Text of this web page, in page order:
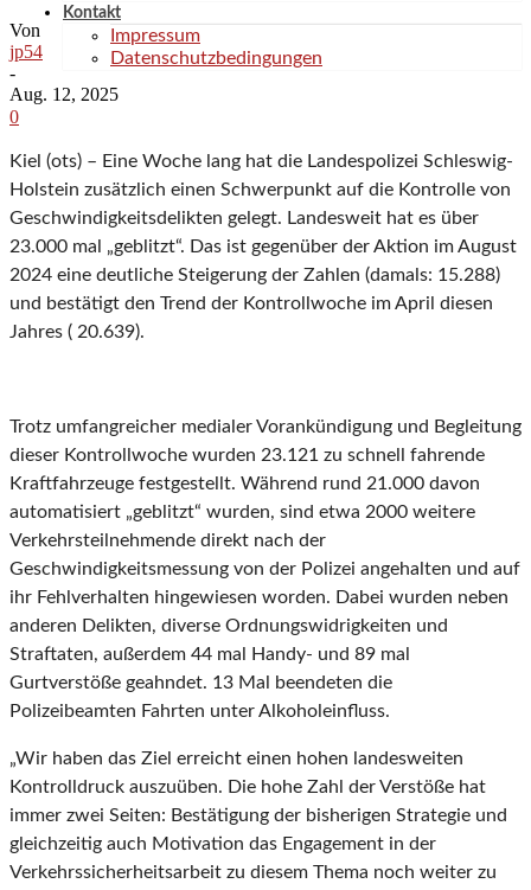
Kontakt
Impressum
Datenschutzbedingungen
Von
jp54
-
Aug. 12, 2025
0
Kiel (ots) – Eine Woche lang hat die Landespolizei Schleswig-
Holstein zusätzlich einen Schwerpunkt auf die Kontrolle von
Geschwindigkeitsdelikten gelegt. Landesweit hat es über
23.000 mal „geblitzt“. Das ist gegenüber der Aktion im August
2024 eine deutliche Steigerung der Zahlen (damals: 15.288)
und bestätigt den Trend der Kontrollwoche im April diesen
Jahres ( 20.639).
Trotz umfangreicher medialer Vorankündigung und Begleitung
dieser Kontrollwoche wurden 23.121 zu schnell fahrende
Kraftfahrzeuge festgestellt. Während rund 21.000 davon
automatisiert „geblitzt“ wurden, sind etwa 2000 weitere
Verkehrsteilnehmende direkt nach der
Geschwindigkeitsmessung von der Polizei angehalten und auf
ihr Fehlverhalten hingewiesen worden. Dabei wurden neben
anderen Delikten, diverse Ordnungswidrigkeiten und
Straftaten, außerdem 44 mal Handy- und 89 mal
Gurtverstöße geahndet. 13 Mal beendeten die
Polizeibeamten Fahrten unter Alkoholeinfluss.
„Wir haben das Ziel erreicht einen hohen landesweiten
Kontrolldruck auszuüben. Die hohe Zahl der Verstöße hat
immer zwei Seiten: Bestätigung der bisherigen Strategie und
gleichzeitig auch Motivation das Engagement in der
Verkehrssicherheitsarbeit zu diesem Thema noch weiter zu